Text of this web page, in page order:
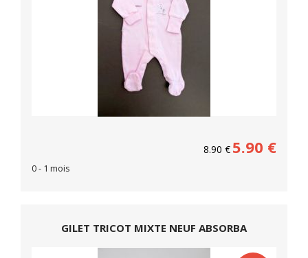
8.90 € 5.90 €
0 - 1 mois
GILET TRICOT MIXTE NEUF ABSORBA